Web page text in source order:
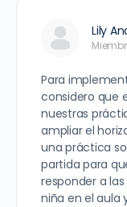
Lily
Para
considero que
nuestras
ampliar el
una práctica
partida para
responder a
niña en el aula